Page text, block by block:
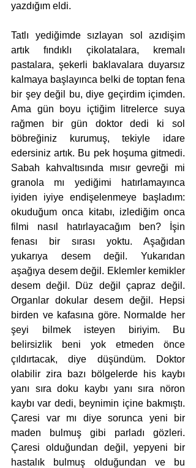
yazdığım eldi.
Tatlı yediğimde sızlayan sol azıdişim
artık fındıklı çikolatalara, kremalı
pastalara, şekerli baklavalara duyarsız
kalmaya başlayınca belki de toptan fena
bir şey değil bu, diye geçirdim içimden.
Ama gün boyu içtiğim litrelerce suya
rağmen bir gün doktor dedi ki sol
böbreğiniz kurumuş, tekiyle idare
edersiniz artık. Bu pek hoşuma gitmedi.
Sabah kahvaltısında mısır gevreği mi
granola mı yediğimi hatırlamayınca
iyiden iyiye endişelenmeye başladım:
okuduğum onca kitabı, izlediğim onca
filmi nasıl hatırlayacağım ben? İşin
fenası bir sırası yoktu. Aşağıdan
yukarıya desem değil. Yukarıdan
aşağıya desem değil. Eklemler kemikler
desem değil. Düz değil çapraz değil.
Organlar dokular desem değil. Hepsi
birden ve kafasına göre. Normalde her
şeyi bilmek isteyen biriyim. Bu
belirsizlik beni yok etmeden önce
çıldırtacak, diye düşündüm. Doktor
olabilir zira bazı bölgelerde his kaybı
yanı sıra doku kaybı yanı sıra nöron
kaybı var dedi, beynimin içine bakmıştı.
Çaresi var mı diye sorunca yeni bir
maden bulmuş gibi parladı gözleri.
Çaresi olduğundan değil, yepyeni bir
hastalık bulmuş olduğundan ve bu